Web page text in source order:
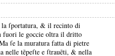
la ſportatura, & il recinto di
fuori le goccie oltra il dritto
ſe la muratura fatta di pietre
nelle tẽpeſte e ſtrauẽti, & nella